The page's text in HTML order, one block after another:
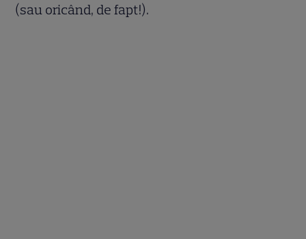
(sau oricând, de fapt!).